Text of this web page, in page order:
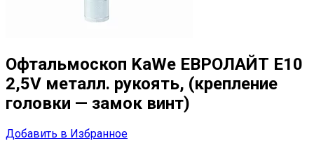
Офтальмоскоп KaWe ЕВРОЛАЙТ E10
2,5V металл. рукоять, (крепление
головки — замок винт)
Добавить в Избранное